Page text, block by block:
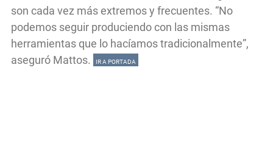
son cada vez más extremos y frecuentes. “No
podemos seguir produciendo con las mismas
herramientas que lo hacíamos tradicionalmente”,
aseguró Mattos.
IR A PORTADA